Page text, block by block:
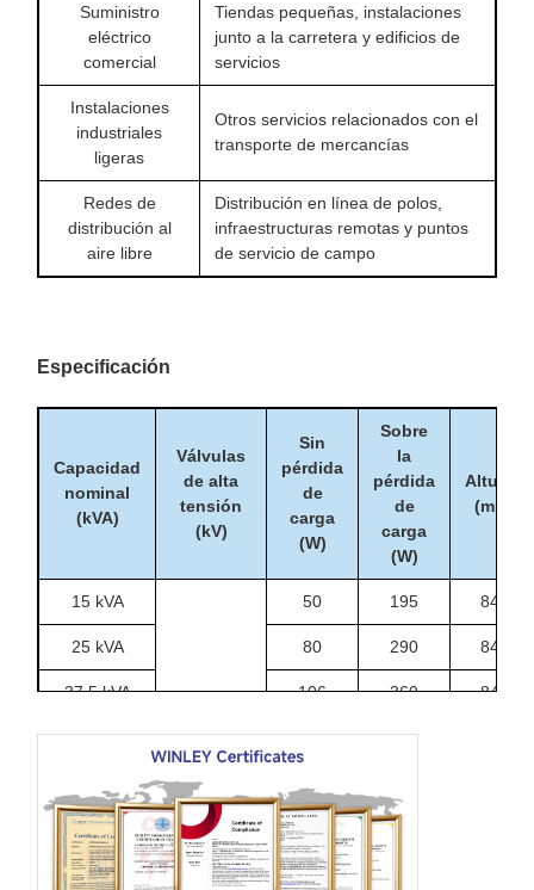
Suministro
eléctrico
comercial
Tiendas pequeñas, instalaciones
junto a la carretera y edificios de
servicios
Instalaciones
industriales
ligeras
Otros servicios relacionados con el
transporte de mercancías
Redes de
distribución al
aire libre
Distribución en línea de polos,
infraestructuras remotas y puntos
de servicio de campo
Especificación
Capacidad
nominal
(kVA)
Válvulas
de alta
tensión
(kV)
Sin
pérdida
de
carga
(W)
Sobre
la
pérdida
de
carga
(W)
Alturas
(mm)
15 kVA
34.5/19.92
13.8/7.96
13.2/7.6
12.47/7.2
o otros
50 195 840
25 kVA 80 290 840
37.5 kVA 106 360 840
50 kVA 135 500
potencia
de 75 kVA
190 650
Las